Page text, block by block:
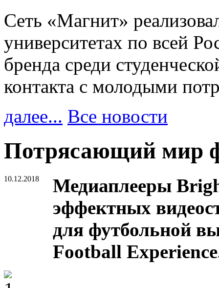
Сеть «Магнит»
университетах по всей
бренда среди
контакта с молодыми
далее... Все новости
Потрясающий мир
10.12.2018
Медиаплееры
эффектных
для футбольной
Football